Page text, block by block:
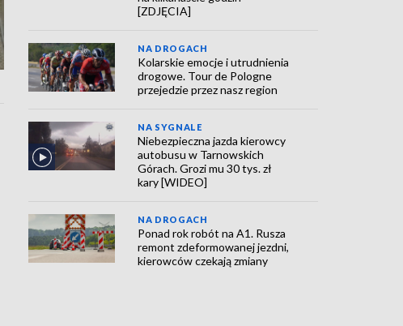
[ZDJĘCIA]
NA DROGACH
Kolarskie emocje i utrudnienia
drogowe. Tour de Pologne
przejedzie przez nasz region
NA SYGNALE
Niebezpieczna jazda kierowcy
autobusu w Tarnowskich
Górach. Grozi mu 30 tys. zł
kary [WIDEO]
NA DROGACH
Ponad rok robót na A1. Rusza
remont zdeformowanej jezdni,
kierowców czekają zmiany